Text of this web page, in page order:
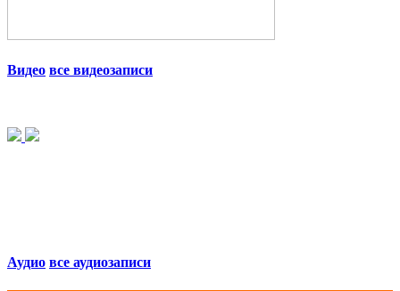
Видео все видеозаписи
Аудио все аудиозаписи